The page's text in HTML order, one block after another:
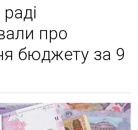
про
бюджету за 9